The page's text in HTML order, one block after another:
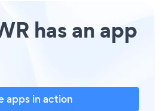
has an app
apps in action